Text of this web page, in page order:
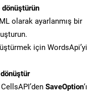
dönüştürün
olarak ayarlanmış bir
için WordsApi’yi
SaveOption‘ı